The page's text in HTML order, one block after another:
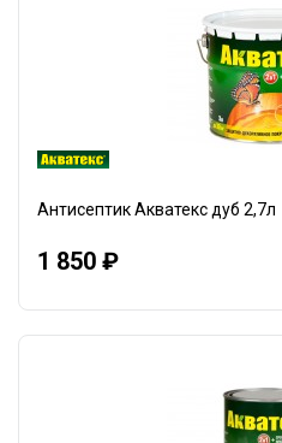
Антисептик Акватекс дуб 2,7л
1 850 ₽